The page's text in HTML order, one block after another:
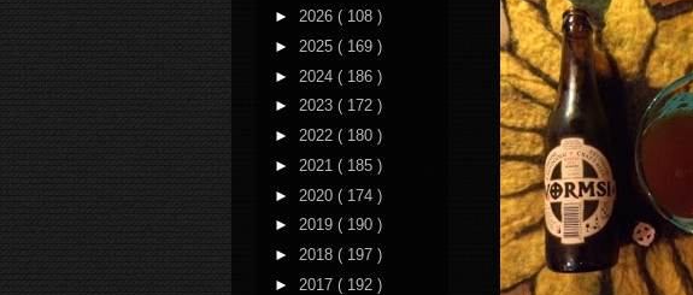
► 2026 ( 108 )
► 2025 ( 169 )
► 2024 ( 186 )
► 2023 ( 172 )
► 2022 ( 180 )
► 2021 ( 185 )
► 2020 ( 174 )
► 2019 ( 190 )
► 2018 ( 197 )
► 2017 ( 192 )